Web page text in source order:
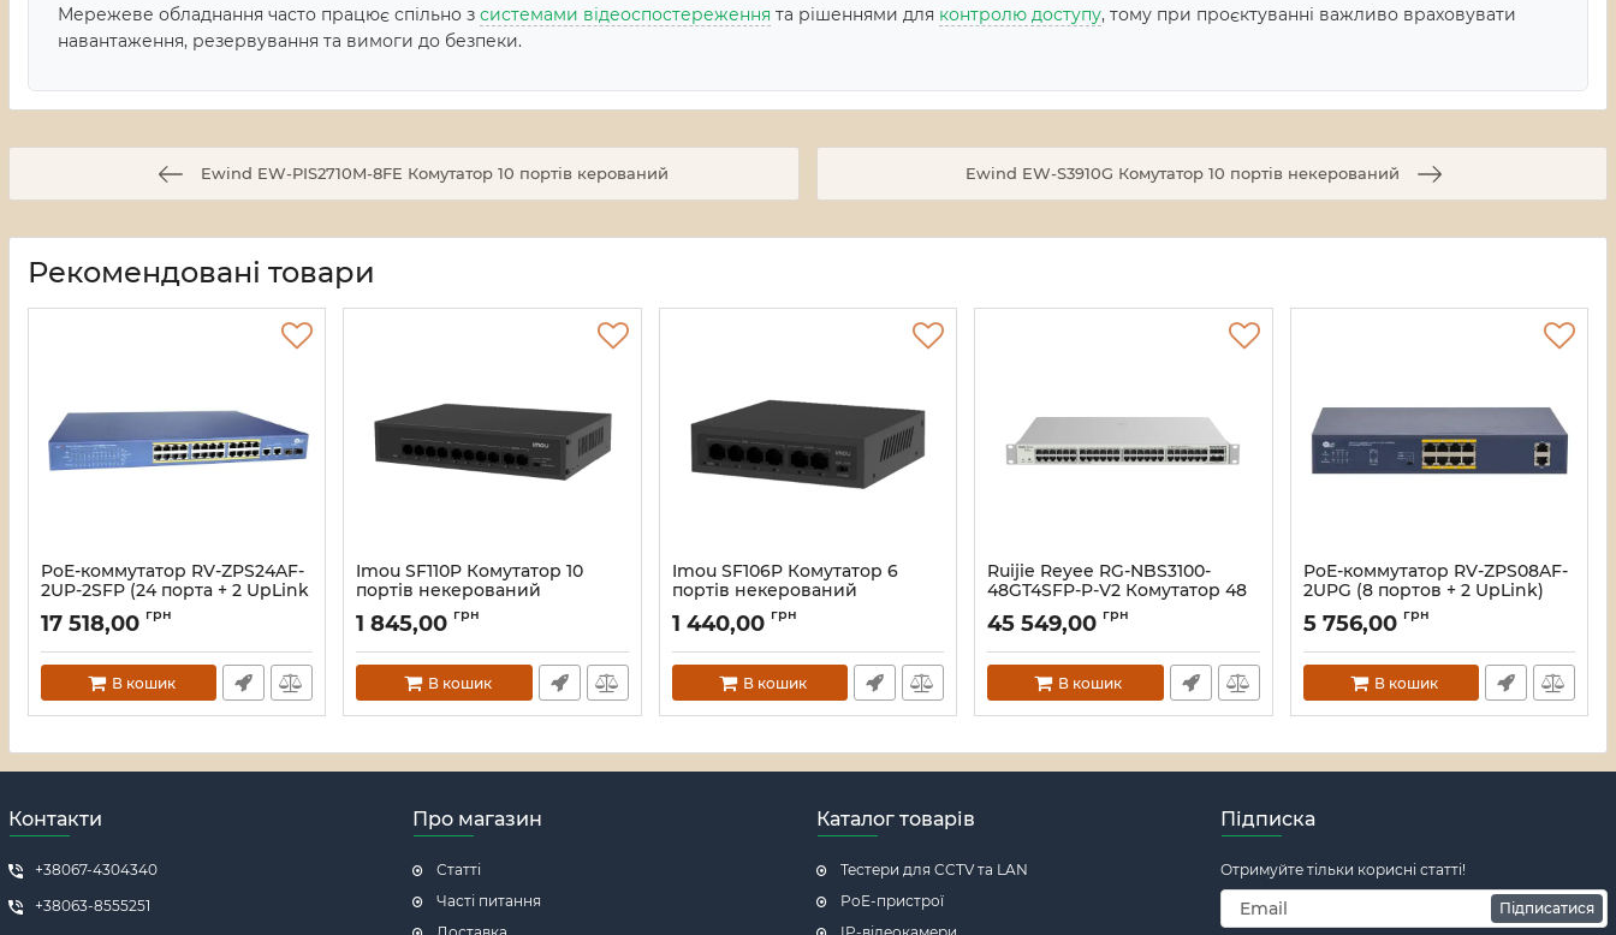
Мережеве обладнання часто працює спільно з системами відеоспостереження та рішеннями для контролю доступу, тому при проєктуванні важливо враховувати
навантаження, резервування та вимоги до безпеки.
Ewind EW-PIS2710M-8FE Комутатор 10 портів керований Ewind EW-S3910G Комутатор 10 портів некерований
Рекомендовані товари
PoE-коммутатор RV-ZPS24AF-
2UP-2SFP (24 порта + 2 UpLink
Артикул:A000280
17 518,00 грн
В кошик
Imou SF110P Комутатор 10
портів некерований
Артикул:16_119588
1 845,00 грн
В кошик
Imou SF106P Комутатор 6
портів некерований
Артикул: 16_119587
1 440,00 грн
В кошик
Ruijie Reyee RG-NBS3100-
48GT4SFP-P-V2 Комутатор 48
портів керований
Артикул:16_119674
45 549,00 грн
В кошик
PoE-коммутатор RV-ZPS08AF-
2UPG (8 портов + 2 UpLink)
Артикул: A000279
5 756,00 грн
В кошик
Контакти
+38067-4304340
+38063-8555251
Про магазин
Статті
Часті питання
Каталог товарів
Тестери для CCTV та LAN
PoE-пристрої
Підписка
Отримуйте тільки корисні статті!
Підписатися